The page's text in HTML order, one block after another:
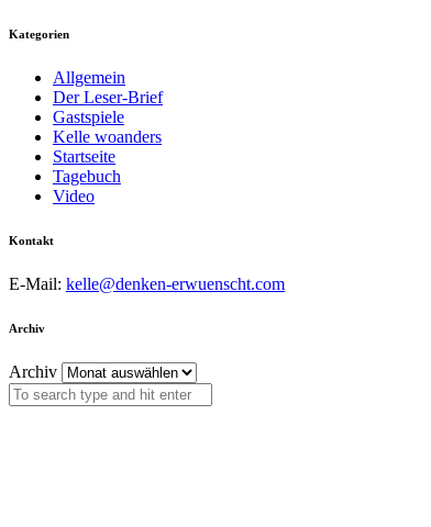
Kategorien
Allgemein
Der Leser-Brief
Gastspiele
Kelle woanders
Startseite
Tagebuch
Video
Kontakt
E-Mail: kelle@denken-erwuenscht.com
Archiv
Archiv